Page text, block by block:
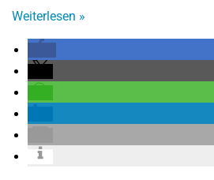
Weiterlesen »